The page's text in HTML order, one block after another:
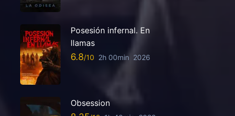
Posesión infernal. En
llamas
6.8 2h 00min 2026
Obsession